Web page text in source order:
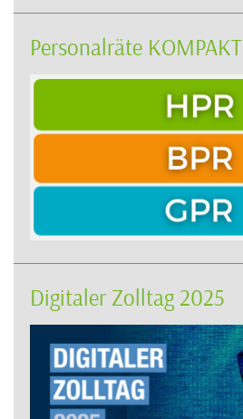
Personalräte KOMPAKT
Digitaler Zolltag 2025